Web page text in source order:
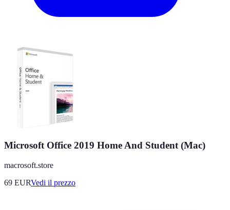
Microsoft Office 2019 Home And Student (Mac)
macrosoft.store
69 EURVedi il prezzo